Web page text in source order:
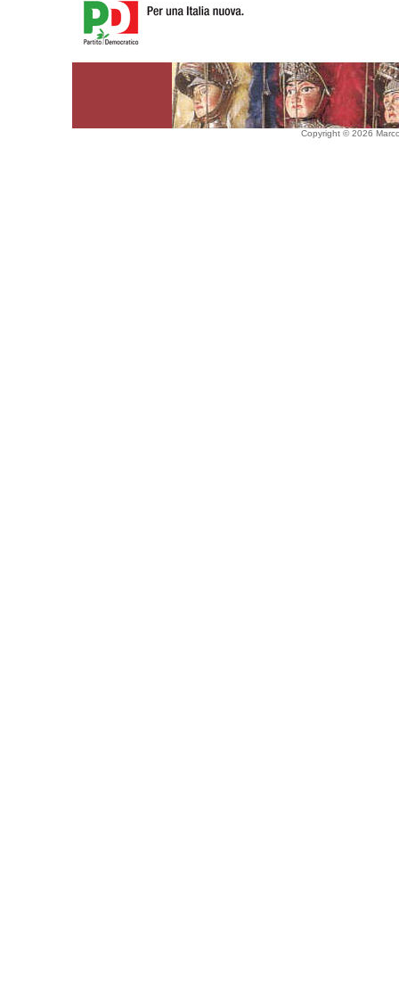
Copyright © 2026